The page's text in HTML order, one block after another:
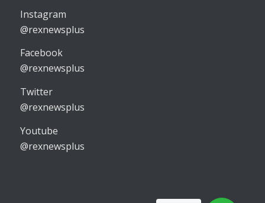
Instagram
@rexnewsplus
Facebook
@rexnewsplus
Twitter
@rexnewsplus
Youtube
@rexnewsplus